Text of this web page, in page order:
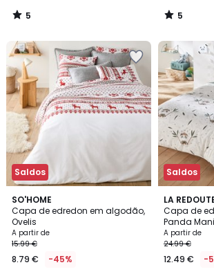
5
/
5
/
Saldos
SO'HOME
Capa de edredon em algodão,
Ovelis
A partir de
15.99 €
8.79 € -45%
4,3
/ 5
Saldos
LA
Capa de
Panda
A partir de
24.99 €
12.49 € -
4,4
/ 5